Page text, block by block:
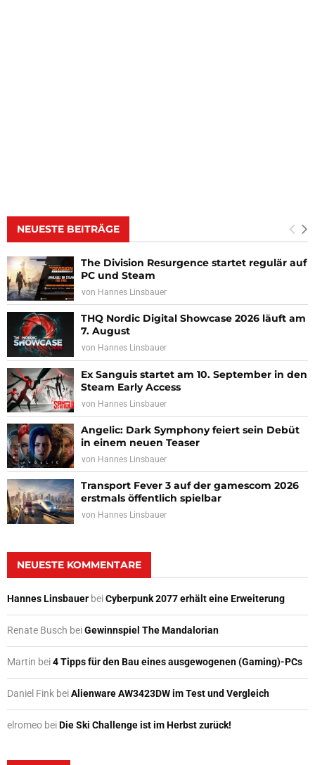
NEUESTE BEITRÄGE
The Division Resurgence startet regulär auf
PC und Steam
von Hannes Linsbauer
THQ Nordic Digital Showcase 2026 läuft am
7. August
von Hannes Linsbauer
Ex Sanguis startet am 10. September in den
Steam Early Access
von Hannes Linsbauer
Angelic: Dark Symphony feiert sein Debüt
in einem neuen Teaser
von Hannes Linsbauer
Transport Fever 3 auf der gamescom 2026
erstmals öffentlich spielbar
von Hannes Linsbauer
NEUESTE KOMMENTARE
Hannes Linsbauer beiCyberpunk 2077 erhält eine Erweiterung
Renate Busch beiGewinnspiel The Mandalorian
Martin bei4 Tipps für den Bau eines ausgewogenen (Gaming)-PCs
Daniel Fink beiAlienware AW3423DW im Test und Vergleich
elromeo beiDie Ski Challenge ist im Herbst zurück!